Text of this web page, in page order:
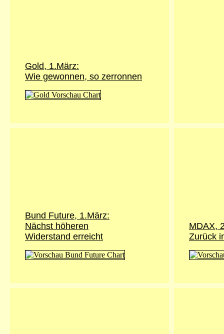
Gold, 1.März:
Wie gewonnen, so zerronnen
Bund Future, 1.März:
Nächst höheren
Widerstand erreicht
MDAX,
Zurück